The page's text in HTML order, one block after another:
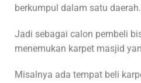
berkumpul dalam satu daerah.
Jadi sebagai calon pembeli
menemukan karpet masjid
Misalnya ada tempat beli